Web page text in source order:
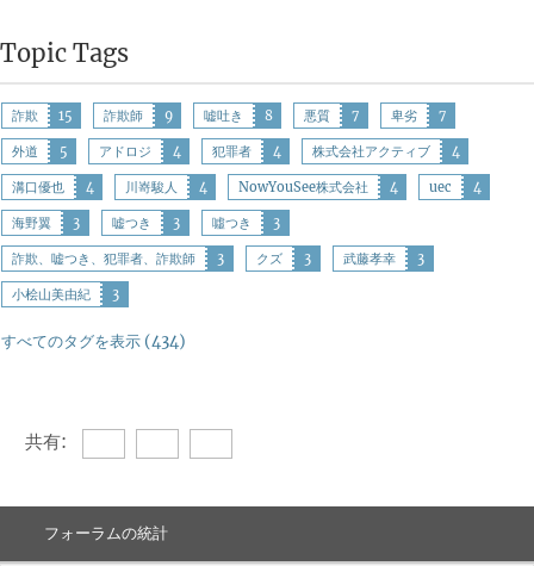
Topic Tags
詐欺 15 詐欺師 9 嘘吐き 8 悪質 7 卑劣 7
外道 5 アドロジ 4 犯罪者 4 株式会社アクティブ 4
溝口優也 4 川嵜駿人 4 NowYouSee株式会社 4 uec 4
海野翼 3 嘘つき 3 噓つき 3
詐欺、嘘つき、犯罪者、詐欺師 3 クズ 3 武藤孝幸 3
小桧山美由紀 3
すべてのタグを表示 (434)
共有:
フォーラムの統計